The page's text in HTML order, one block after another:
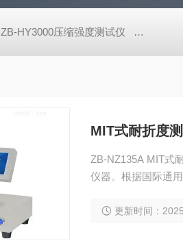
ZB-HY3000压缩强度测试仪 ZB-
MIT式耐折度
ZB-NZ135A MIT式
仪器。根据国际通
更新时间：